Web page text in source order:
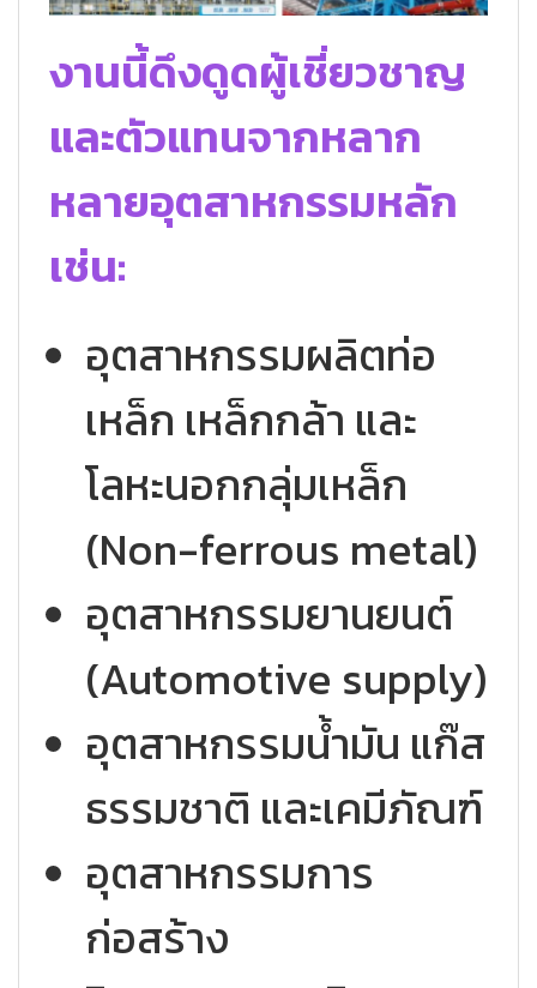
งานนี้ดึงดูดผู้เชี่ยวชาญ
และตัวแทนจากหลาก
หลายอุตสาหกรรมหลัก
เช่น:
อุตสาหกรรมผลิตท่อ
เหล็ก เหล็กกล้า และ
โลหะนอกกลุ่มเหล็ก
(Non-ferrous metal)
อุตสาหกรรมยานยนต์
(Automotive supply)
อุตสาหกรรมน้ำมัน แก๊ส
ธรรมชาติ และเคมีภัณฑ์
อุตสาหกรรมการ
ก่อสร้าง